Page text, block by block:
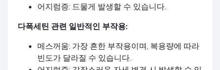
어지럼증: 드물게 발생할 수 있습니다.
다폭세틴 관련 일반적인 부작용:
메스꺼움: 가장 흔한 부작용이며, 복용량에 따라
빈도가 달라질 수 있습니다.